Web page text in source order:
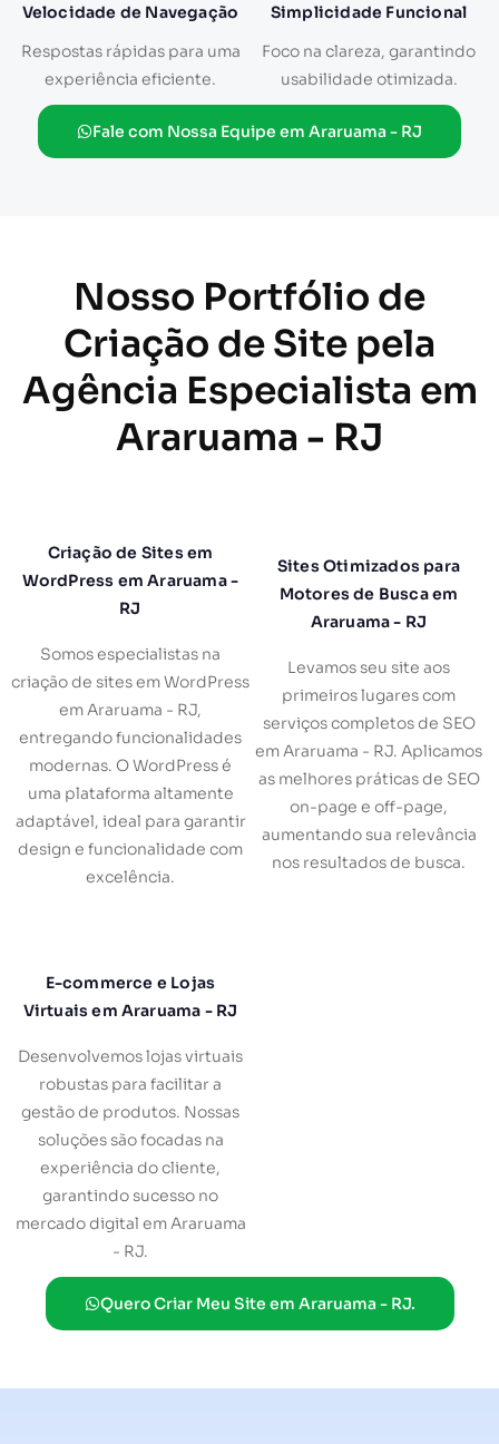
Velocidade de Navegação
Respostas rápidas para uma
experiência eficiente.
Simplicidade Funcional
Foco na clareza, garantindo
usabilidade otimizada.
Fale com Nossa Equipe em Araruama - RJ
Nosso Portfólio de
Criação de Site pela
Agência Especialista em
Araruama - RJ
Criação de Sites em
WordPress em Araruama -
RJ
Somos especialistas na
criação de sites em WordPress
em Araruama - RJ,
entregando funcionalidades
modernas. O WordPress é
uma plataforma altamente
adaptável, ideal para garantir
design e funcionalidade com
excelência.
Sites Otimizados para
Motores de Busca em
Araruama - RJ
Levamos seu site aos
primeiros lugares com
serviços completos de SEO
em Araruama - RJ. Aplicamos
as melhores práticas de SEO
on-page e off-page,
aumentando sua relevância
nos resultados de busca.
E-commerce e Lojas
Virtuais em Araruama - RJ
Desenvolvemos lojas virtuais
robustas para facilitar a
gestão de produtos. Nossas
soluções são focadas na
experiência do cliente,
garantindo sucesso no
mercado digital em Araruama
- RJ.
Quero Criar Meu Site em Araruama - RJ.